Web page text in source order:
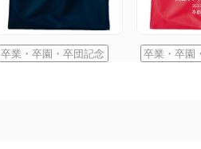
卒業・卒園・卒団記念 卒業・卒園